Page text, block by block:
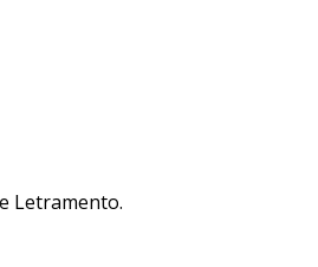
Letramento.